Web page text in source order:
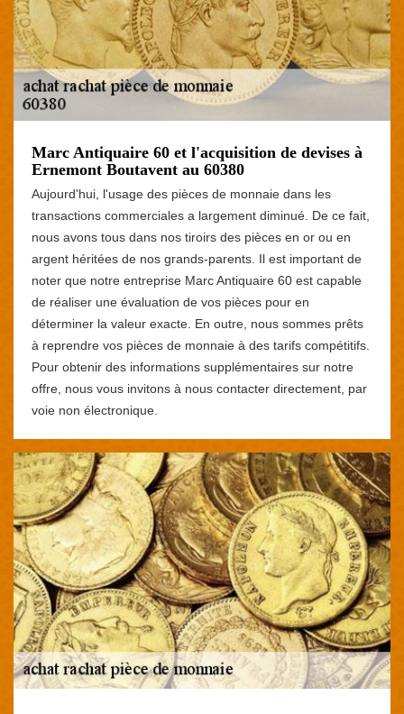
Marc Antiquaire 60 et l'acquisition de devises à
Ernemont Boutavent au 60380
Aujourd'hui, l'usage des pièces de monnaie dans les
transactions commerciales a largement diminué. De ce fait,
nous avons tous dans nos tiroirs des pièces en or ou en
argent héritées de nos grands-parents. Il est important de
noter que notre entreprise Marc Antiquaire 60 est capable
de réaliser une évaluation de vos pièces pour en
déterminer la valeur exacte. En outre, nous sommes prêts
à reprendre vos pièces de monnaie à des tarifs compétitifs.
Pour obtenir des informations supplémentaires sur notre
offre, nous vous invitons à nous contacter directement, par
voie non électronique.